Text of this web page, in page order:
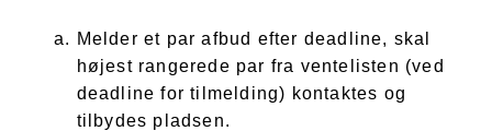
Melder et par afbud efter deadline, skal
højest rangerede par fra ventelisten (ved
deadline for tilmelding) kontaktes og
tilbydes pladsen.